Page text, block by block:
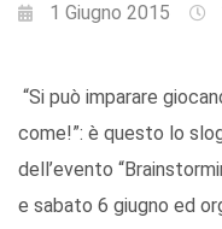
1 Giugno 2015
“Si può imparare
come!”: è questo lo
dell’evento
e sabato 6 giugno ed